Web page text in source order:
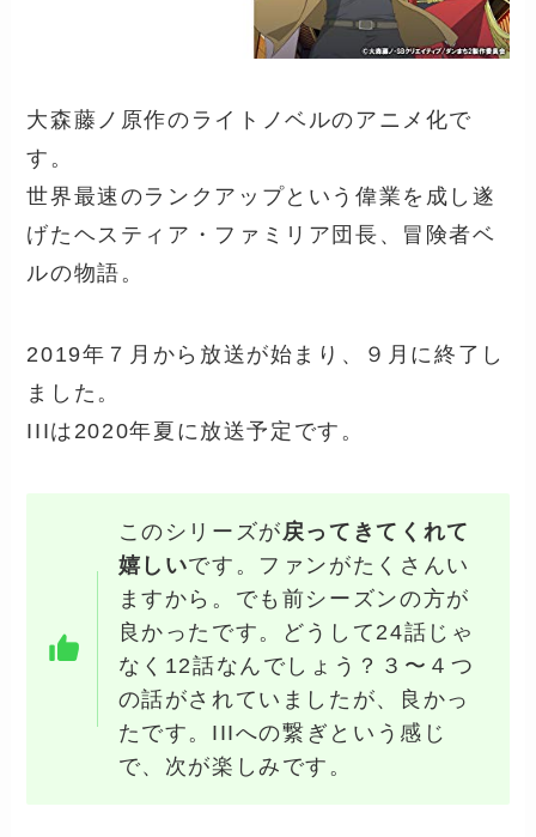
大森藤ノ原作のライトノベルのアニメ化で
す。
世界最速のランクアップという偉業を成し遂
げたヘスティア・ファミリア団長、冒険者ベ
ルの物語。
2019年７月から放送が始まり、９月に終了し
ました。
IIIは2020年夏に放送予定です。
このシリーズが 戻ってきてくれて
嬉しいです。ファンがたくさんい
ますから。でも前シーズンの方が
良かったです。どうして24話じゃ
なく12話なんでしょう？３〜４つ
の話がされていましたが、良かっ
たです。IIIへの繋ぎという感じ
で、次が楽しみです。